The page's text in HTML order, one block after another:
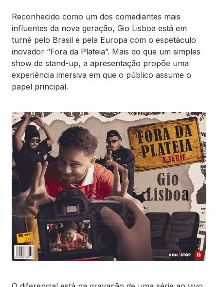
Reconhecido como um dos comediantes mais
influentes da nova geração, Gio Lisboa está em
turnê pelo Brasil e pela Europa com o espetáculo
inovador “Fora da Plateia”. Mais do que um simples
show de stand-up, a apresentação propõe uma
experiência imersiva em que o público assume o
papel principal.